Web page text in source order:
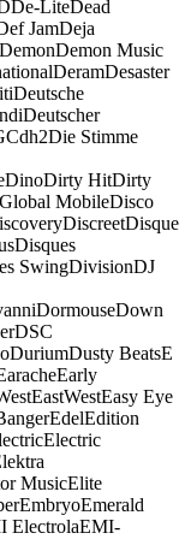
De-LiteDead
JamDeja
DemonDemon Music
DeramDesaster
Deutsche
Deutscher
dh2Die Stimme
DinoDirty HitDirty
MobileDisco
DiscreetDisque
Disques
SwingDivisionDJ
DormouseDown
DSC
DuriumDusty BeatsE
Early
EastWestEasy Eye
EdelEdition
Electric
MusicElite
EmbryoEmerald
ElectrolaEMI-